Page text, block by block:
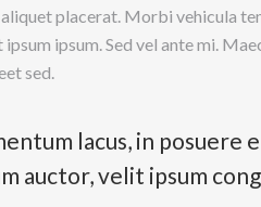
placerat. Morbi vehicula
ipsum. Sed vel ante mi.
sed.
lacus, in posuere
auctor, velit ipsum